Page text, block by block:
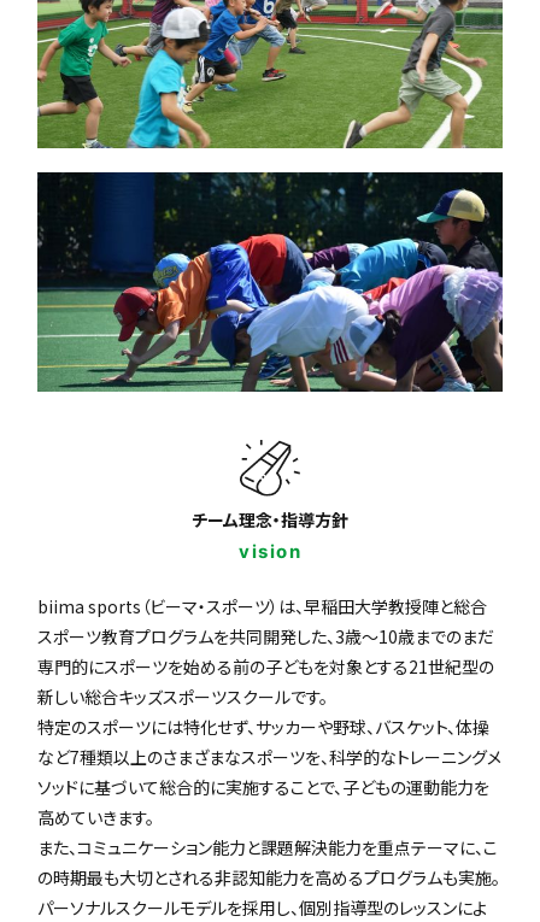
チーム理念・指導方針
vision
biima sports（ビーマ・スポーツ）は、早稲田大学教授陣と総合
スポーツ教育プログラムを共同開発した、3歳〜10歳までのまだ
専門的にスポーツを始める前の子どもを対象とする21世紀型の
新しい総合キッズスポーツスクールです。
特定のスポーツには特化せず、サッカーや野球、バスケット、体操
など7種類以上のさまざまなスポーツを、科学的なトレーニングメ
ソッドに基づいて総合的に実施することで、子どもの運動能力を
高めていきます。
また、コミュニケーション能力と課題解決能力を重点テーマに、こ
の時期最も大切とされる非認知能力を高めるプログラムも実施。
パーソナルスクールモデルを採用し、個別指導型のレッスンによ